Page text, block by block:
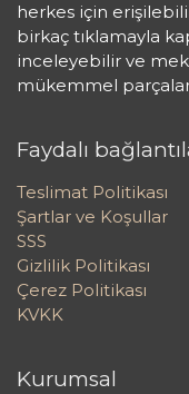
herkes için
birkaç tıklamayla
inceleyebilir ve
mükemmel
Faydalı
Teslimat Politikası
Şartlar ve Koşullar
SSS
Gizlilik Politikası
Çerez Politikası
KVKK
Kurumsal